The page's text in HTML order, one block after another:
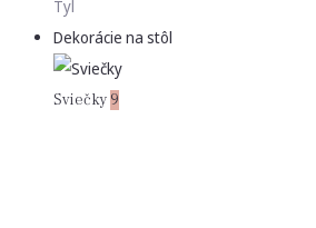
Tyl
Dekorácie na stôl
Sviečky 9